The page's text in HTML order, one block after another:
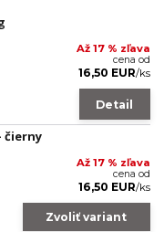
Až 17 % zľava
cena od
16,50 EUR/ks
Detail
čierny
Až 17 % zľava
cena od
16,50 EUR/ks
Zvoliť variant